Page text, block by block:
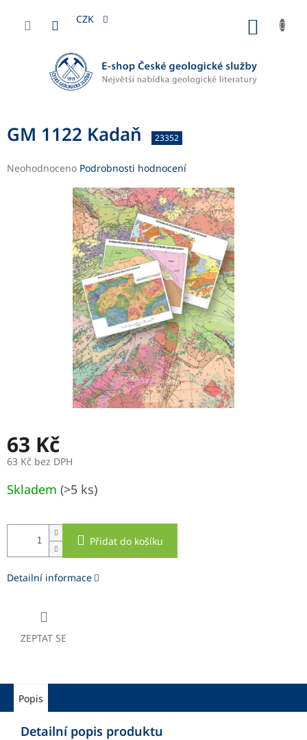
obsah
CZK
GM 1122 Kadaň 23352
Průměrné
Neohodnoceno Podrobnosti hodnocení
63 Kč
63 Kč bez DPH
cena:
Skladem (>5 ks)
Přidat do košíku
Detailní informace
ZEPTAT SE
Popis
Detailní popis produktu